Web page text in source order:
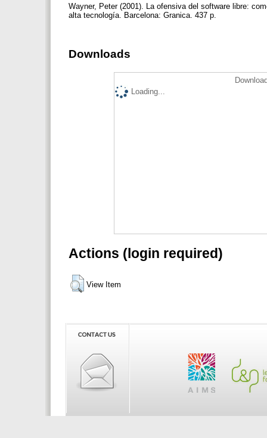
Wayner, Peter (2001). La ofensiva del software libre:
alta tecnología. Barcelona: Granica. 437 p.
Downloads
Loading...
Actions (login required)
View Item